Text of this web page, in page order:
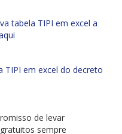
tabela TIPI em excel a
TIPI em excel do decreto
de levar
sempre